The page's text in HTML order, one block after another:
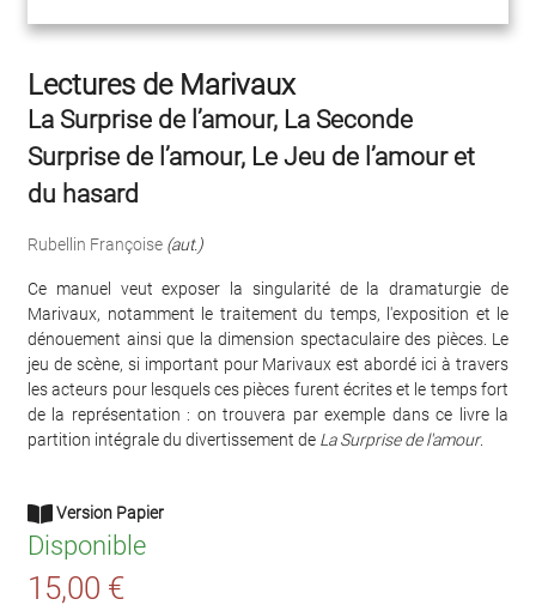
Lectures de Marivaux
La Surprise de l’amour, La Seconde
Surprise de l’amour, Le Jeu de l’amour et
du hasard
Rubellin Françoise (aut.)
Ce manuel veut exposer la singularité de la dramaturgie de
Marivaux, notamment le traitement du temps, l'exposition et le
dénouement ainsi que la dimension spectaculaire des pièces. Le
jeu de scène, si important pour Marivaux est abordé ici à travers
les acteurs pour lesquels ces pièces furent écrites et le temps fort
de la représentation : on trouvera par exemple dans ce livre la
partition intégrale du divertissement de La Surprise de l'amour.
Version Papier
Disponible
15,00 €